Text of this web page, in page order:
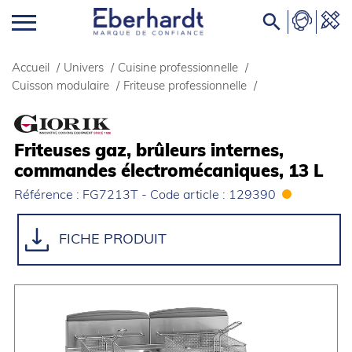

Accueil / Univers / Cuisine professionnelle /
Cuisson modulaire / Friteuse professionnelle /
Friteuses gaz, brûleurs internes,
commandes électromécaniques, 13 L
Référence : FG7213T - Code article : 129390
FICHE PRODUIT